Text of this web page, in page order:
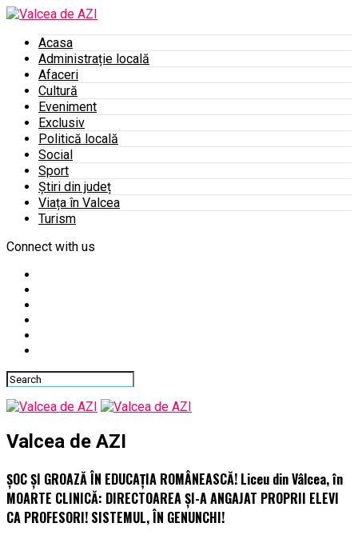
Acasa
Administrație locală
Afaceri
Cultură
Eveniment
Exclusiv
Politică locală
Social
Sport
Știri din județ
Viața în Valcea
Turism
Connect with us
Valcea de AZI
ȘOC ȘI GROAZĂ ÎN EDUCAȚIA ROMÂNEASCĂ! Liceu din Vâlcea, în
MOARTE CLINICĂ: DIRECTOAREA ȘI-A ANGAJAT PROPRII ELEVI
CA PROFESORI! SISTEMUL, ÎN GENUNCHI!